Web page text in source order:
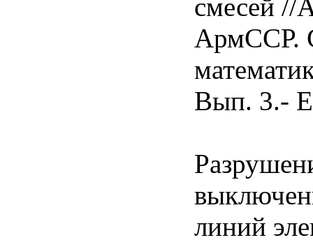
смесей //
АрмССР.
Вып. 3.-
линий